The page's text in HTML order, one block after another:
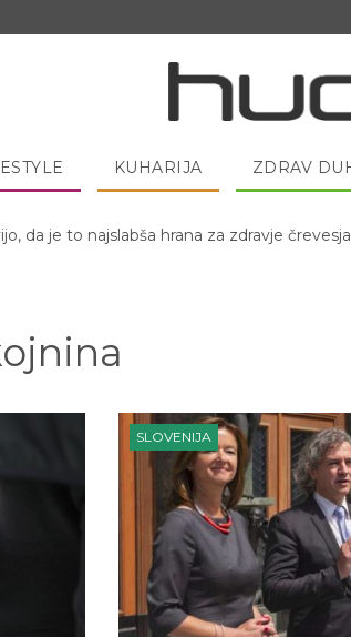
KUHARIJA ZDRAV
je pred spanjem dobro pojesti žlico medu?
SLOVENIJA